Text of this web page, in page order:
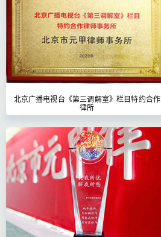
北京广播电视台《第三调解室》栏目特约合作
律所